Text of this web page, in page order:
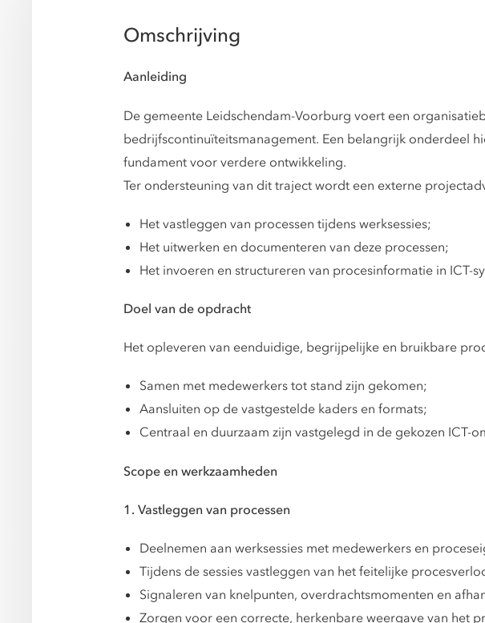
Omschrijving
Aanleiding
De gemeente Leidschendam-Voorburg voert een
bedrijfscontinuïteitsmanagement. Een belangrijk onderdeel
fundament voor verdere ontwikkeling.
Ter ondersteuning van dit traject wordt een externe
Het vastleggen van processen tijdens werksessies;
Het uitwerken en documenteren van deze processen;
Het invoeren en structureren van procesinformatie in
Doel van de opdracht
Het opleveren van eenduidige, begrijpelijke en bruikbare
Samen met medewerkers tot stand zijn gekomen;
Aansluiten op de vastgestelde kaders en formats;
Centraal en duurzaam zijn vastgelegd in de gekozen ICT-
Scope en werkzaamheden
1. Vastleggen van processen
Deelnemen aan werksessies met medewerkers en
Tijdens de sessies vastleggen van het feitelijke
Signaleren van knelpunten, overdrachtsmomenten en
Zorgen voor een correcte, herkenbare weergave van het